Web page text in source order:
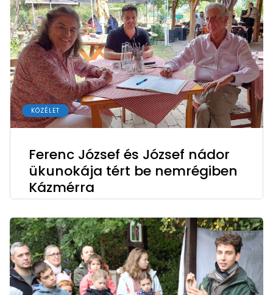
KÖZÉLET
Ferenc József és József nádor
ükunokája tért be nemrégiben
Kázmérra